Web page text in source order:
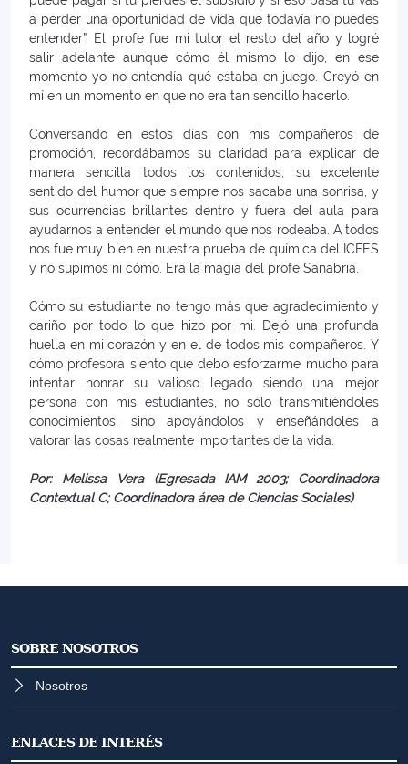
a perder una oportunidad de vida que todavía no puedes
entender”. El profe fue mi tutor el resto del año y logré
salir adelante aunque cómo él mismo lo dijo, en ese
momento yo no entendía qué estaba en juego. Creyó en
mí en un momento en que no era tan sencillo hacerlo.
Conversando en estos días con mis compañeros de
promoción, recordábamos su claridad para explicar de
manera sencilla todos los contenidos, su excelente
sentido del humor que siempre nos sacaba una sonrisa, y
sus ocurrencias brillantes dentro y fuera del aula para
ayudarnos a entender el mundo que nos rodeaba. A todos
nos fue muy bien en nuestra prueba de química del ICFES
y no supimos ni cómo. Era la magia del profe Sanabria.
Cómo su estudiante no tengo más que agradecimiento y
cariño por todo lo que hizo por mi. Dejó una profunda
huella en mi corazón y en el de todos mis compañeros. Y
cómo profesora siento que debo esforzarme mucho para
intentar honrar su valioso legado siendo una mejor
persona con mis estudiantes, no sólo transmitiéndoles
conocimientos, sino apoyándolos y enseñándoles a
valorar las cosas realmente importantes de la vida.
Por: Melissa Vera (Egresada IAM 2003; Coordinadora
Contextual C; Coordinadora área de Ciencias Sociales)
SOBRE NOSOTROS
Nosotros
ENLACES DE INTERÉS